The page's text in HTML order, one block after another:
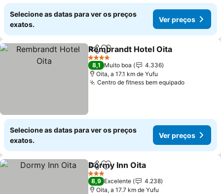
Selecione as datas para ver os preços
exatos.
Ver preços
PartilharAdicionar aos favoritos
Rembrandt Hotel Oita
4 Estrelas
8,1 Muito boa
4.336
Oita, a 17.1 km de Yufu
Centro de fitness bem equipadoVer
Selecione as datas para ver os preços
exatos.
Ver preços
PartilharAdicionar aos favoritos
Dormy Inn Oita
3 Estrelas
8,9 Excelente
4.238
Oita, a 17.7 km de Yufu